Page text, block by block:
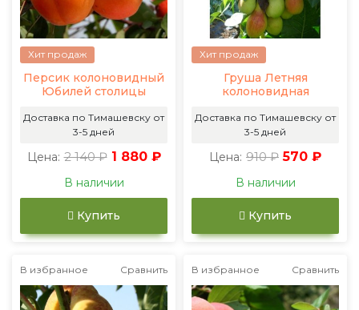
Хит продаж
Персик колоновидный
Юбилей столицы
Доставка по Тимашевску от
3-5 дней
Цена: 2 140 ₽ 1 880 ₽
В наличии
Купить
Хит продаж
Груша Летняя
колоновидная
Доставка по Тимашевску от
3-5 дней
Цена: 910 ₽ 570 ₽
В наличии
Купить
В избранное Сравнить В избранное Сравнить